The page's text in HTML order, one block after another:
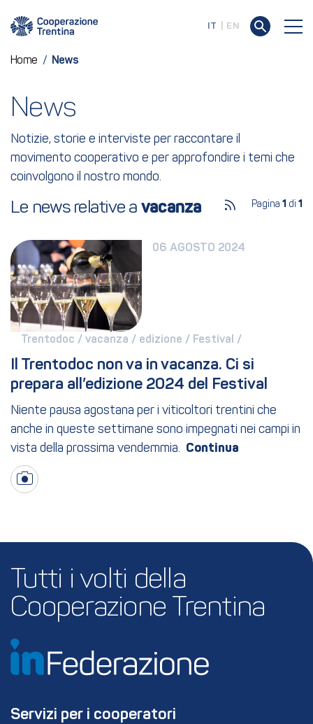
IT EN
Home / News
News
Notizie, storie e interviste per raccontare il
movimento cooperativo e per approfondire i temi che
coinvolgono il nostro mondo.
Le news relative a vacanza Pagina 1 di 1
06 AGOSTO 2024
Trentodoc / vacanza / edizione / Festival /
Il Trentodoc non va in vacanza. Ci si
prepara all’edizione 2024 del Festival
Niente pausa agostana per i viticoltori trentini che
anche in queste settimane sono impegnati nei campi in
vista della prossima vendemmia.
Tutti i volti della
Cooperazione Trentina
Servizi per i cooperatori